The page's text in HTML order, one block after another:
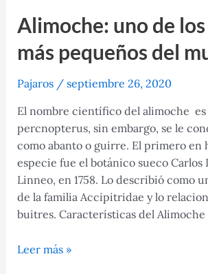
Alimoche: uno de
más pequeños del
Pajaros/ septiembre 26, 2020
El nombre científico del alimoche
percnopterus, sin embargo, se le
como abanto o guirre. El primero en
especie fue el botánico sueco Carlos
Linneo, en 1758. Lo describió como
de la familia Accipitridae y lo
buitres. Características del Alimoche
Alimoche:
Leer más »